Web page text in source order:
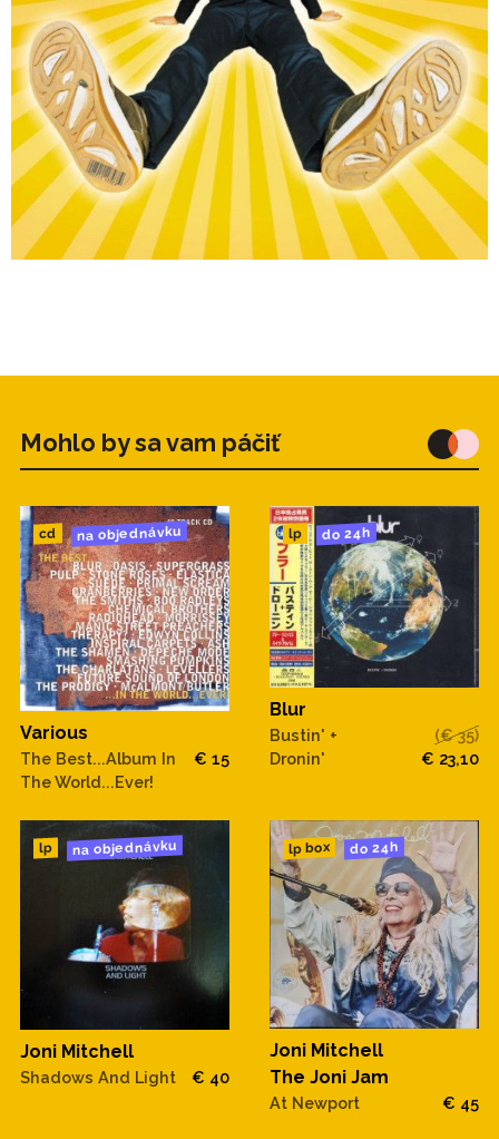
Mohlo by sa vam páčiť
cd na objednávku
Various
The Best...Album In
The World...Ever!
€ 15
lp do 24h
Blur
Bustin' +
Dronin'
(€ 35)
€ 23,10
lp na objednávku
Joni Mitchell
Shadows And Light € 40
lp box do 24h
Joni Mitchell
The Joni Jam
At Newport € 45